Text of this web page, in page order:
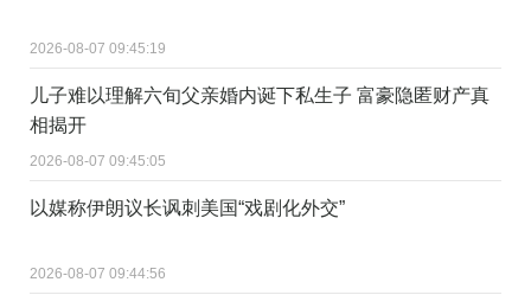
2026-08-07 09:45:19
儿子难以理解六旬父亲婚内诞下私生子 富豪隐匿财产真
相揭开
2026-08-07 09:45:05
以媒称伊朗议长讽刺美国“戏剧化外交”
2026-08-07 09:44:56